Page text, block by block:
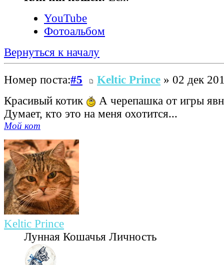
YouTube
Фотоальбом
Вернуться к началу
Номер поста:#5 Keltic Prince » 02 дек
Красивый котик
А черепашка от игры
Думает, кто это на меня охотится...
Мой кот
Keltic Prince
Лунная Кошачья Личность